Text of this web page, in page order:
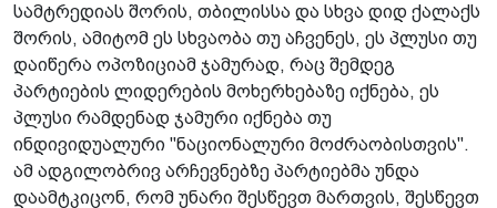
სამტრედიას შორის, თბილისსა და სხვა დიდ ქალაქს
შორის, ამიტომ ეს სხვაობა თუ აჩვენეს, ეს პლუსი თუ
დაიწერა ოპოზიციამ ჯამურად, რაც შემდეგ
პარტიების ლიდერების მოხერხებაზე იქნება, ეს
პლუსი რამდენად ჯამური იქნება თუ
ინდივიდუალური "ნაციონალური მოძრაობისთვის".
ამ ადგილობრივ არჩევნებზე პარტიებმა უნდა
დაამტკიცონ, რომ უნარი შესწევთ მართვის, შესწევთ